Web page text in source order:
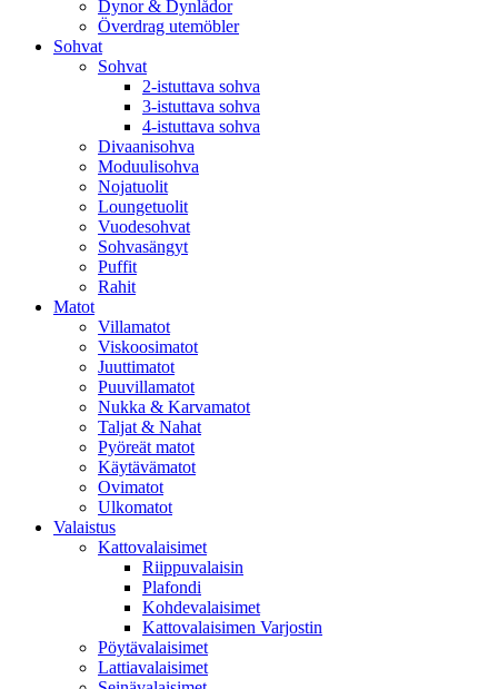
Dynor & Dynlådor
Överdrag utemöbler
Sohvat
Sohvat
2-istuttava sohva
3-istuttava sohva
4-istuttava sohva
Divaanisohva
Moduulisohva
Nojatuolit
Loungetuolit
Vuodesohvat
Sohvasängyt
Puffit
Rahit
Matot
Villamatot
Viskoosimatot
Juuttimatot
Puuvillamatot
Nukka & Karvamatot
Taljat & Nahat
Pyöreät matot
Käytävämatot
Ovimatot
Ulkomatot
Valaistus
Kattovalaisimet
Riippuvalaisin
Plafondi
Kohdevalaisimet
Kattovalaisimen Varjostin
Pöytävalaisimet
Lattiavalaisimet